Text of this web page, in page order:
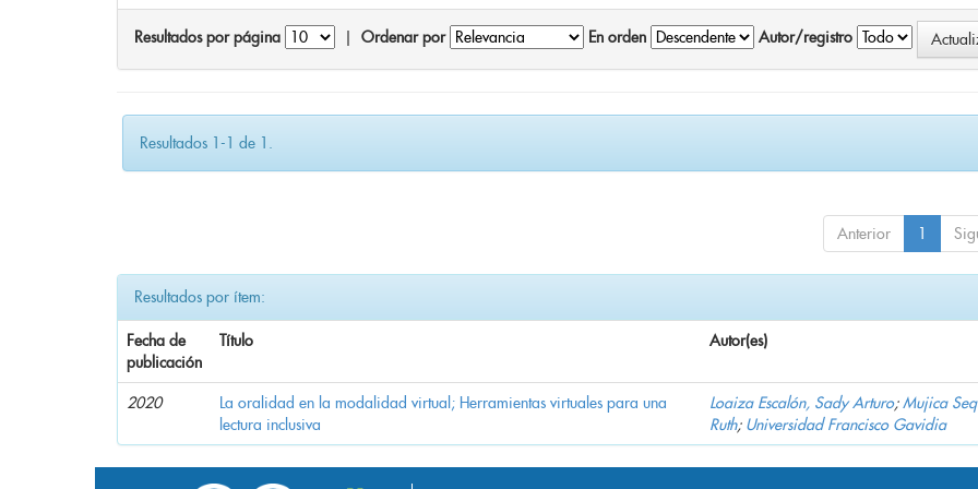
Resultados por página Ordenar por En orden Autor/registro
Resultados 1-1 de 1.
Anterior 1
Resultados por ítem:
Fecha de
publicación
Título Autor(es)
2020
La oralidad en la modalidad virtual; Herramientas virtuales para una
lectura inclusiva
Loaiza Escalón, Sady Arturo;Mujica
Ruth; Universidad Francisco Gavidia